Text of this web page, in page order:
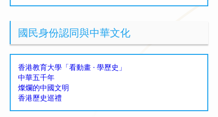
國民身份認同與中華文化
香港教育大學「看動畫 · 學歷史」
中華五千年
燦爛的中國文明
香港歷史巡禮